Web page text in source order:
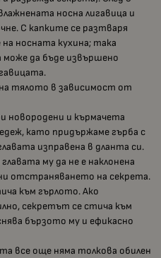
носна лигавица и
С капките се разтваря
носната кухина; така
може да бъде извършено
тялото в зависимост от
новородени и кърмачета
като придържаме гърба с
изправена в дланта си.
му да не е наклонена
отстраняването на секрета.
към гърлото. Ако
секретът се стича към
бързото му и ефикасно
все още няма толкова обилен